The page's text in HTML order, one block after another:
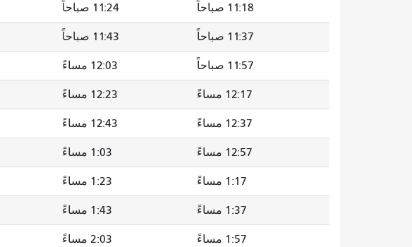
11:18 صباحاً 11:24 صباحاً
11:37 صباحاً 11:43 صباحاً
11:57 صباحاً 12:03 مساءً
12:17 مساءً 12:23 مساءً
12:37 مساءً 12:43 مساءً
12:57 مساءً 1:03 مساءً
1:17 مساءً 1:23 مساءً
1:37 مساءً 1:43 مساءً
1:57 مساءً 2:03 مساءً